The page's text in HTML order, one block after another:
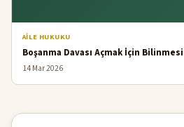
AILE HUKUKU
Boşanma Davası Açmak İçin
14 Mar 2026